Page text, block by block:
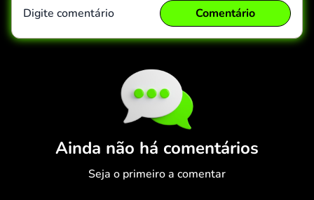
Ainda não há comentários
Seja o primeiro a comentar
Digite comentário Comentário